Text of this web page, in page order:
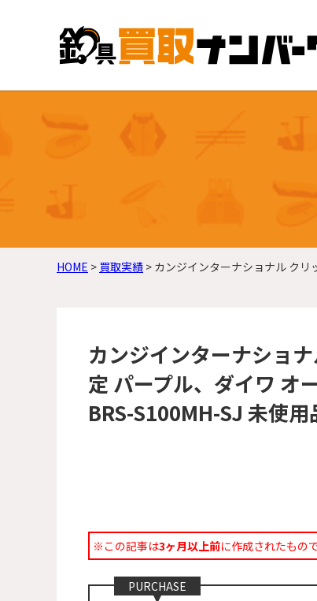
HOME > 買取実績 > カンジインターナショナル クリッ
カンジインターナショ
定 パープル、ダイワ オ
BRS-S100MH-SJ 未使用
※この記事は3ヶ月以上前に作成されたもの
PURCHASE